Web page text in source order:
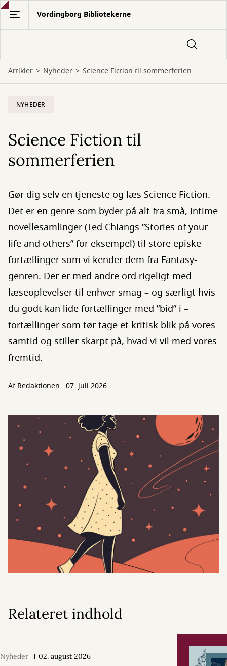
Gå
hovedindhold
Vordingborg Bibliotekerne
Artikler Nyheder Science Fiction til sommerferien
NYHEDER
Science Fiction til
sommerferien
Gør dig selv en tjeneste og læs Science Fiction.
Det er en genre som byder på alt fra små, intime
novellesamlinger (Ted Chiangs ”Stories of your
life and others” for eksempel) til store episke
fortællinger som vi kender dem fra Fantasy-
genren. Der er med andre ord rigeligt med
læseoplevelser til enhver smag – og særligt hvis
du godt kan lide fortællinger med ”bid” i –
fortællinger som tør tage et kritisk blik på vores
samtid og stiller skarpt på, hvad vi vil med vores
fremtid.
AfRedaktionen 07. juli 2026
Relateret indhold
Nyheder 02. august 2026